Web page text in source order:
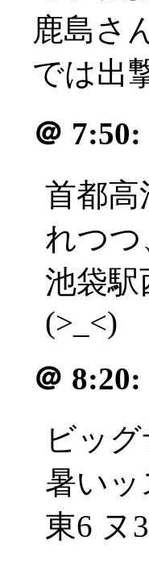
鹿島さ
では出
＠ 7:50:
首都高
れつつ
池袋駅
(>_<)
＠ 8:20:
ビッ
暑いッ
東6 ヌ